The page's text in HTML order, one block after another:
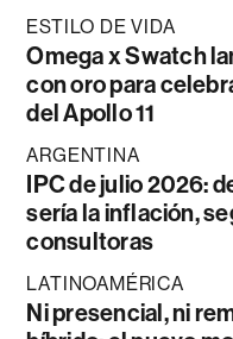
ESTILO DE VIDA
Omega x Swatch
con oro para
del Apollo 11
ARGENTINA
IPC de julio 2026:
sería la inflación,
consultoras
LATINOAMÉRICA
Ni presencial, ni